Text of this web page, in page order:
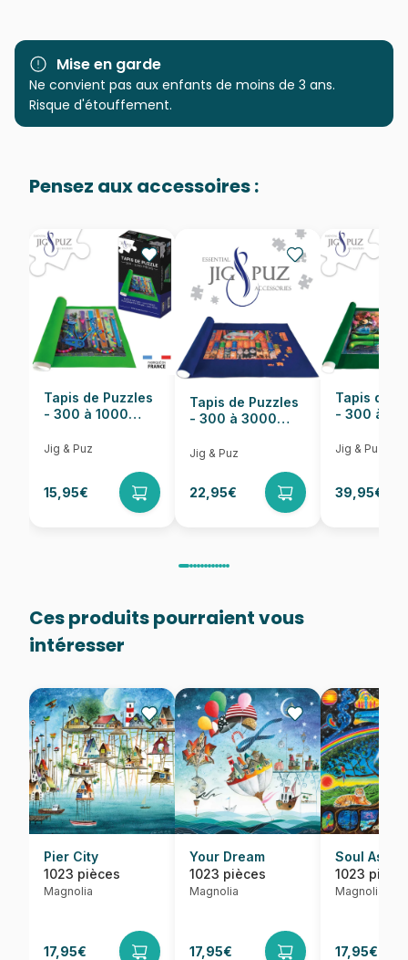
Marque Magnolia
Catégorie Puzzles - Art
Age
Puzzle pour Adultes (500 à
Provenance Puzzles fabriqués en France
EAN 8699375067002
Nombre de pièces 1023 pièces
Dimensions 60 x 60 cm
Mise en garde
Ne convient pas aux enfants de moins de 3 ans.
Risque d'étouffement.
Pensez aux accessoires :
Tapis de Puzzles
- 300 à 1000
Jig & Puz
15,95€
Tapis de Puzzles
- 300 à 3000
Jig & Puz
22,95€
Tapis de
- 300 à
Jig & Puz
39,95€
Ces produits pourraient vous
intéresser
Pier City
1023 pièces
Magnolia
17,95€
Your Dream
1023 pièces
Magnolia
17,95€
Soul
1023
Magnolia
17,95€